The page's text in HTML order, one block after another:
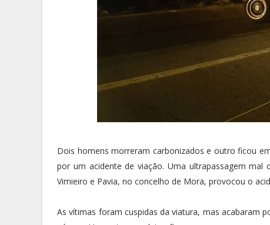
Dois homens morreram carbonizados e outro ficou
por um acidente de viação. Uma ultrapassagem
Vimieiro e Pavia, no concelho de Mora, provocou o
As vítimas foram cuspidas da viatura, mas acabaram